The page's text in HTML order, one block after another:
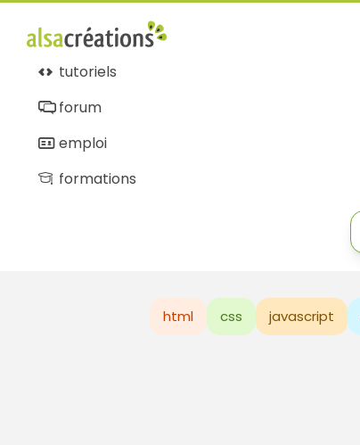
tutoriels
forum
emploi
formations
html css javascript